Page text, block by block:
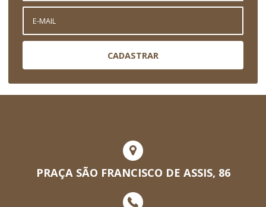
CADASTRAR
PRAÇA SÃO FRANCISCO DE ASSIS, 86